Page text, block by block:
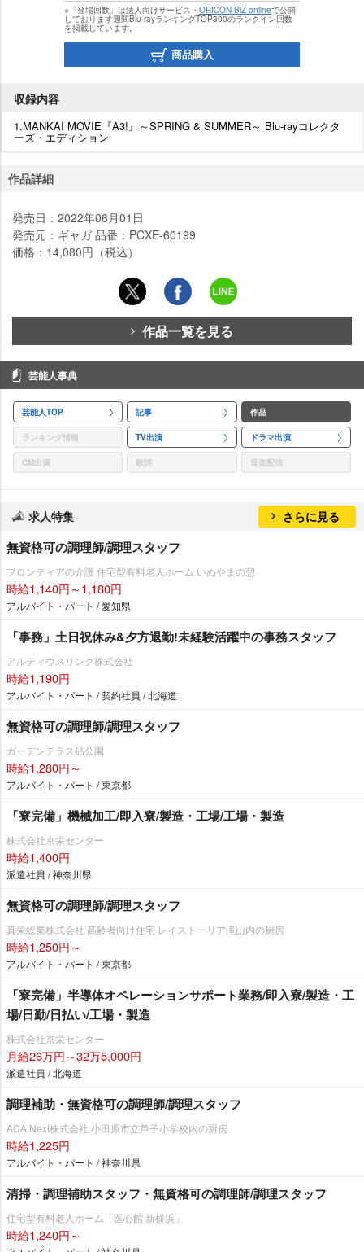
※「登場回数」は法人向けサービス・ ORICON BiZ onlineで公開
しております週間Blu-rayランキングTOP300のランクイン回数
を掲載しています。
商品購入
収録内容
1.MANKAI MOVIE『A3!』～SPRING & SUMMER～ Blu-rayコレクタ
ーズ・エディション
作品詳細
発売日：2022年06月01日
発売元：ギャガ 品番：PCXE-60199
価格：14,080円（税込）
作品一覧を見る
芸能人事典
芸能人TOP 記事 作品
ランキング情報 TV出演 ドラマ出演
CM出演 歌詞 音楽配信
求人特集 さらに見る
無資格可の調理師/調理スタッフ
フロンティアの介護 住宅型有料老人ホーム いぬやまの憩
時給1,140円～1,180円
アルバイト・パート / 愛知県
「事務」土日祝休み&夕方退勤!未経験活躍中の事務スタッフ
アルティウスリンク株式会社
時給1,190円
アルバイト・パート / 契約社員 / 北海道
無資格可の調理師/調理スタッフ
ガーデンテラス砧公園
時給1,280円～
アルバイト・パート / 東京都
「寮完備」機械加工/即入寮/製造・工場/工場・製造
株式会社京栄センター
時給1,400円
派遣社員 / 神奈川県
無資格可の調理師/調理スタッフ
真栄総業株式会社 高齢者向け住宅 レイストーリア滝山内の厨房
時給1,250円～
アルバイト・パート / 東京都
「寮完備」半導体オペレーションサポート業務/即入寮/製造・工
場/日勤/日払い/工場・製造
株式会社京栄センター
月給26万円～32万5,000円
派遣社員 / 北海道
調理補助・無資格可の調理師/調理スタッフ
ACA Next株式会社 小田原市立芦子小学校内の厨房
時給1,225円
アルバイト・パート / 神奈川県
清掃・調理補助スタッフ・無資格可の調理師/調理スタッフ
住宅型有料老人ホーム「医心館 新横浜」
時給1,240円～